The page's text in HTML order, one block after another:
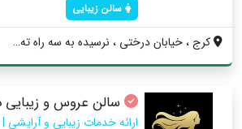
سالن زیبایی
کرج ، خیابان درختی ، نرسیده به سه راه ته...
سالن عروس و زیبایی
ارائه خدمات زیبایی و آرایشی |